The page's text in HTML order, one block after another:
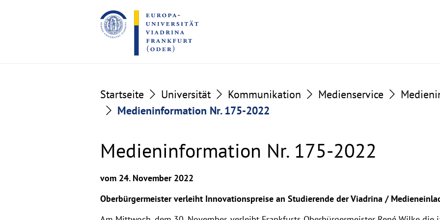
to
the
content
to
the
footer
Startseite Universität Kommunikation Medienservice
Medieninformation Nr. 175-2022
Medieninformation Nr. 175-2022
vom 24. November 2022
Oberbürgermeister verleiht Innovationspreise an Studierende der Viadrina /